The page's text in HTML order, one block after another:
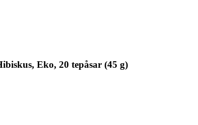
Eko, 20 tepåsar (45 g)